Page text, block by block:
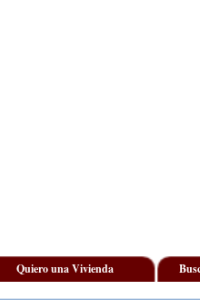
Quiero una Vivienda